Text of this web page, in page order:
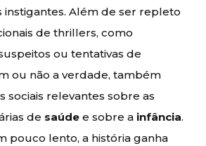
instigantes. Além de ser repleto
de thrillers, como
ou tentativas de
ou não a verdade, também
sociais relevantes sobre as
de saúde e sobre a infância.
pouco lento, a história ganha